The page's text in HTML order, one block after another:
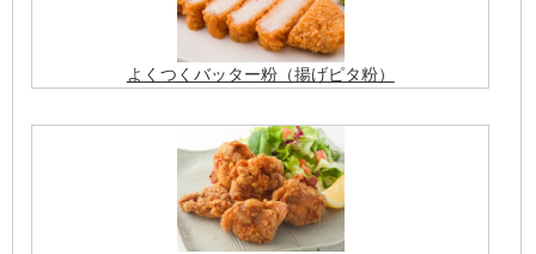
よくつくバッター粉（揚げピタ粉）